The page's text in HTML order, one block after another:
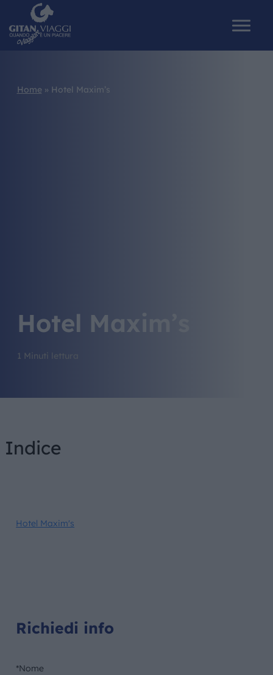
Home » Hotel Maxim’s
Hotel Maxim’s
1 Minuti lettura
Indice
Hotel Maxim's
Richiedi info
*Nome